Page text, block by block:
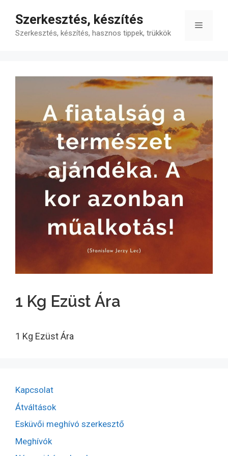
tartalomba
Szerkesztés, készítés
Szerkesztés, készítés, hasznos tippek, trükkök
Menü
1 Kg Ezüst Ára
1 Kg Ezüst Ára
Kapcsolat
Átváltások
Esküvői meghívó szerkesztő
Meghívók